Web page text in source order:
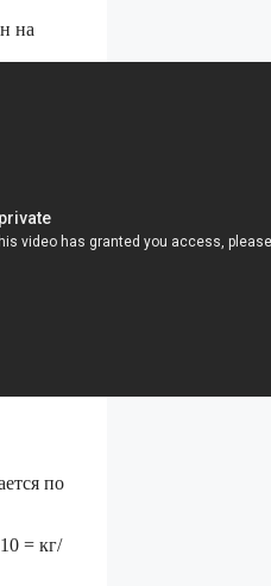
на
по
= кг/